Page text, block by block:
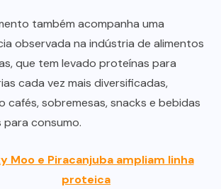
também acompanha uma
observada na indústria de alimentos
que tem levado proteínas para
cada vez mais diversificadas,
cafés, sobremesas, snacks e bebidas
consumo.
Moo e Piracanjuba ampliam linha
proteica